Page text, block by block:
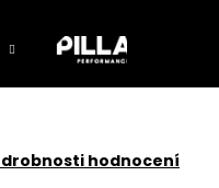
hodnocení